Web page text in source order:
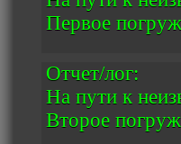
Первое
Отчет/лог:
На пути к
Второе